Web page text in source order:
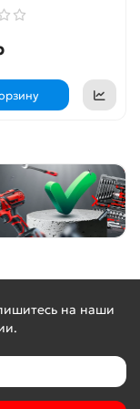
обогрева зон
помещений
с толщиной
на наши